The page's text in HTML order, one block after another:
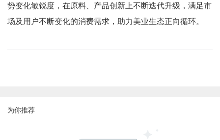
势变化敏锐度，在原料、产品创新上不断迭代升级，满足市
场及用户不断变化的消费需求，助力美业生态正向循环。
为你推荐